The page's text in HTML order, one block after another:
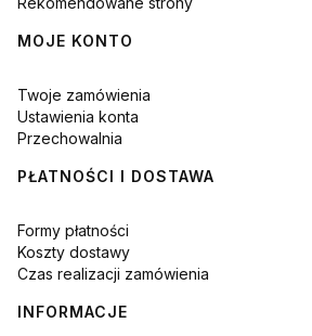
MOJE KONTO
Twoje zamówienia
Ustawienia konta
Przechowalnia
PŁATNOŚCI I DOSTAWA
Formy płatności
Koszty dostawy
Czas realizacji zamówienia
INFORMACJE